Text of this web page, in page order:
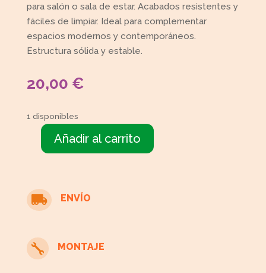
para salón o sala de estar. Acabados resistentes y
fáciles de limpiar. Ideal para complementar
espacios modernos y contemporáneos.
Estructura sólida y estable.
20,00 €
1 disponibles
Mesa
cantidad
Añadir al carrito
 ENVÍO
 MONTAJE